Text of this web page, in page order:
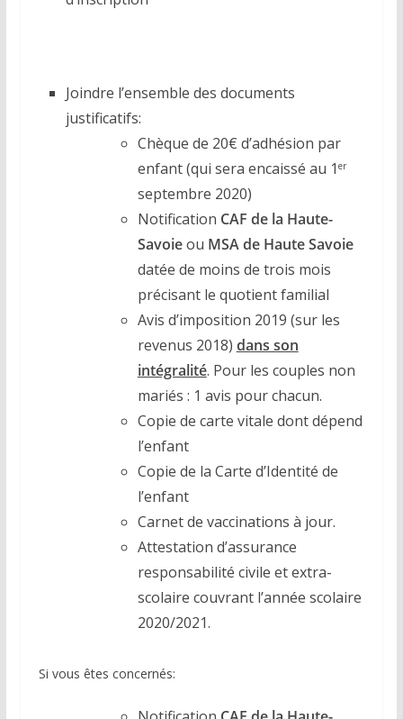
Joindre l’ensemble des documents
justificatifs:
Chèque de 20€ d’adhésion par
enfant (qui sera encaissé au 1 er
septembre 2020)
Notification CAF de la Haute-
Savoieou MSA de Haute Savoie
datée de moins de trois mois
précisant le quotient familial
Avis d’imposition 2019 (sur les
revenus 2018) dans son
intégralité. Pour les couples non
mariés : 1 avis pour chacun.
Copie de carte vitale dont dépend
l’enfant
Copie de la Carte d’Identité de
l’enfant
Carnet de vaccinations à jour.
Attestation d’assurance
responsabilité civile et extra-
scolaire couvrant l’année scolaire
2020/2021.
Si vous êtes concernés: